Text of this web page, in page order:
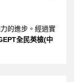
的進步。經過實
全民英檢(中